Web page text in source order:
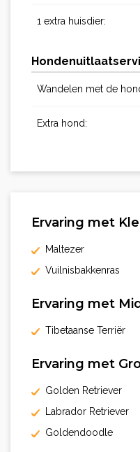
1 extra huisdier:
Wandelen met de
Extra hond:
Ervaring met
Maltezer
Vuilnisbakkenras
Ervaring met
Tibetaanse Terriër
Ervaring met
Golden Retriever
Labrador Retriever
Goldendoodle